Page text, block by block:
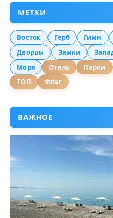
МЕТКИ
Восток Герб Гимн
Дворцы
Замки
Моря
Отель Парки
ТОП
Флаг
ВАЖНОЕ